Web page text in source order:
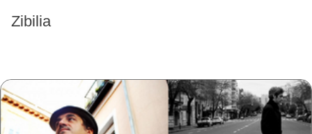
Zibilia
EVENTOS PASADOS